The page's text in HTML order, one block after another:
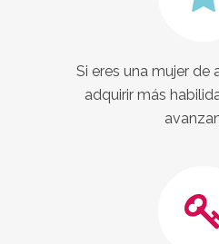
Si eres una mujer de
adquirir más